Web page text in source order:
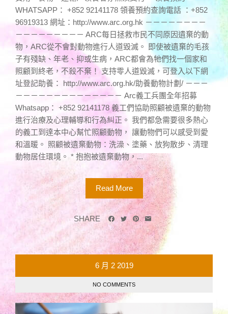
WHATSAPP： +852 92141178 領養預約查詢電話 ：+852
96919313 網址：http://www.arc.org.hk －－－－－－－－
－－－－－－－－－ ARC每日拯救市民不同原因遺棄的動
物，ARC從不會對動物進行人道毀滅。 即使被遺棄的毛孩
子有殘缺、年老、抑或生病，ARC都會為牠們找一個家和
照顧到終老，不殺不棄！ 支持零人道毀滅，可登入以下網
址登記助養： http://www.arc.org.hk/助養動物計劃/ －－－
－－－－－－－－－－－－－－ Arc義工兵團全年招募
Whatsapp： +852 92141178 義工們協助照顧被遺棄的動物
進行治療及心理輔導和行為糾正。 我們都急需要很多熱心
的義工到達本中心幫忙照顧動物， 讓動物們可以感受到愛
和溫暖。 照顧被遺棄動物：洗澡、塗藥、放狗散步、清理
動物居住環境。 * 抱抱被遺棄動物，...
Read More
SHARE
6 月 2 2019
NO COMMENTS